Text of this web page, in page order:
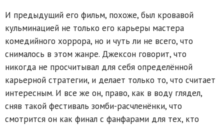
И предыдущий его фильм, похоже, был кровавой
кульминацией не только его карьеры мастера
комедийного хоррора, но и чуть ли не всего, что
снималось в этом жанре. Джексон говорит, что
никогда не просчитывал для себя определённой
карьерной стратегии, и делает только то, что считает
интересным. И все же он, право, как в воду глядел,
сняв такой фестиваль зомби-расчленёнки, что
смотрится он как финал с фанфарами для тех, кто